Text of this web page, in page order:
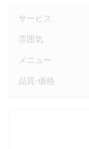
サービス
雰囲気
メニュー
品質-価格